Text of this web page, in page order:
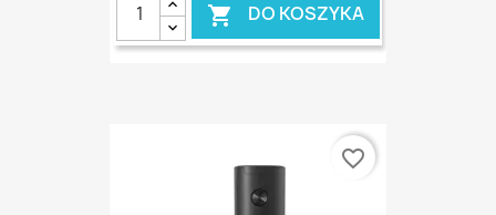
 DO KOSZYKA
favorite_border